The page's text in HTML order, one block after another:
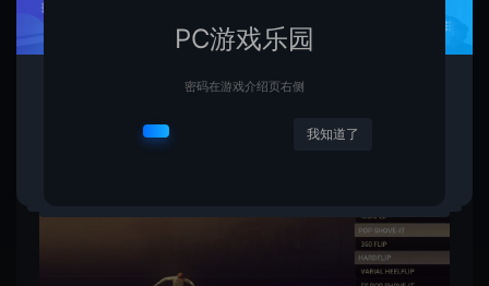
PC游戏乐园
密码在游戏介绍页右侧
我知道了